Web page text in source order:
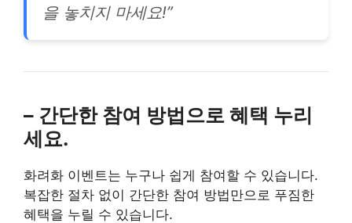
을 놓치지 마세요!”
– 간단한 참여 방법으로 혜택 누리
세요.
화려화 이벤트는 누구나 쉽게 참여할 수 있습니다.
복잡한 절차 없이 간단한 참여 방법만으로 푸짐한
혜택을 누릴 수 있습니다.